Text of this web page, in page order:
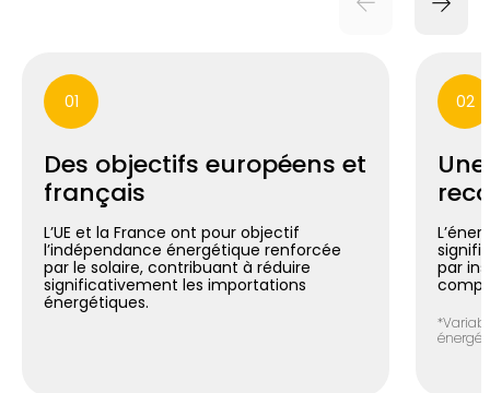
01
Des objectifs européens et
français
L’UE et la France ont pour objectif
l’indépendance énergétique renforcée
par le solaire, contribuant à réduire
significativement les importations
énergétiques.
02
par